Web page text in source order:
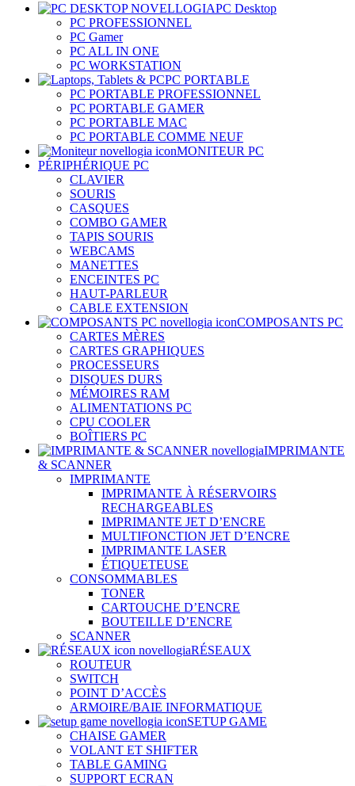
PC Desktop
PC PROFESSIONNEL
PC Gamer
PC ALL IN ONE
PC WORKSTATION
PC PORTABLE
PC PORTABLE PROFESSIONNEL
PC PORTABLE GAMER
PC PORTABLE MAC
PC PORTABLE COMME NEUF
MONITEUR PC
PÉRIPHÉRIQUE PC
CLAVIER
SOURIS
CASQUES
COMBO GAMER
TAPIS SOURIS
WEBCAMS
MANETTES
ENCEINTES PC
HAUT-PARLEUR
CABLE EXTENSION
COMPOSANTS PC
CARTES MÈRES
CARTES GRAPHIQUES
PROCESSEURS
DISQUES DURS
MÉMOIRES RAM
ALIMENTATIONS PC
CPU COOLER
BOÎTIERS PC
IMPRIMANTE
& SCANNER
IMPRIMANTE
IMPRIMANTE À RÉSERVOIRS
RECHARGEABLES
IMPRIMANTE JET D’ENCRE
MULTIFONCTION JET D’ENCRE
IMPRIMANTE LASER
ÉTIQUETEUSE
CONSOMMABLES
TONER
CARTOUCHE D’ENCRE
BOUTEILLE D’ENCRE
SCANNER
RÉSEAUX
ROUTEUR
SWITCH
POINT D’ACCÈS
ARMOIRE/BAIE INFORMATIQUE
SETUP GAME
CHAISE GAMER
VOLANT ET SHIFTER
TABLE GAMING
SUPPORT ECRAN